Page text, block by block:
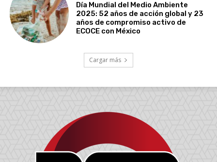
Día Mundial del Medio Ambiente
2025: 52 años de acción global y 23
años de compromiso activo de
ECOCE con México
Cargar más